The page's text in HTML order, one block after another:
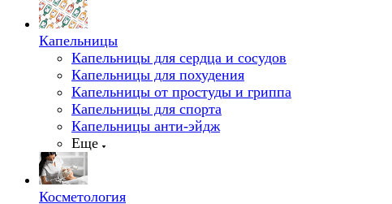
Капельницы
Капельницы для сердца и сосудов
Капельницы для похудения
Капельницы от простуды и гриппа
Капельницы для спорта
Капельницы анти-эйдж
Еще
Косметология